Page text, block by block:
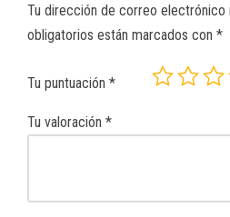
Tu dirección de correo electrónico
obligatorios están marcados con*
Tu puntuación*
Tu valoración*